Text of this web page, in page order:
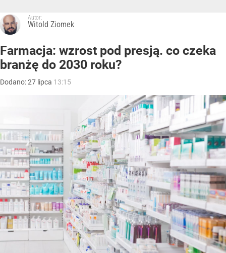
Autor:
Witold Ziomek
Farmacja: wzrost pod presją. co czeka
branżę do 2030 roku?
Dodano:27 lipca 13:15